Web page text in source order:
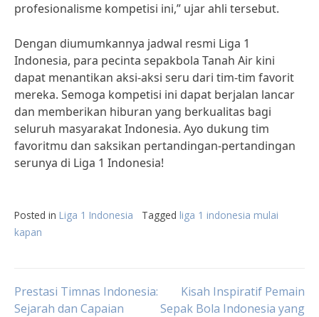
profesionalisme kompetisi ini,” ujar ahli tersebut.
Dengan diumumkannya jadwal resmi Liga 1
Indonesia, para pecinta sepakbola Tanah Air kini
dapat menantikan aksi-aksi seru dari tim-tim favorit
mereka. Semoga kompetisi ini dapat berjalan lancar
dan memberikan hiburan yang berkualitas bagi
seluruh masyarakat Indonesia. Ayo dukung tim
favoritmu dan saksikan pertandingan-pertandingan
serunya di Liga 1 Indonesia!
Posted in Liga 1 Indonesia Tagged liga 1 indonesia mulai
kapan
Post
Prestasi Timnas Indonesia:
Sejarah dan Capaian
Kisah Inspiratif Pemain
Sepak Bola Indonesia yang